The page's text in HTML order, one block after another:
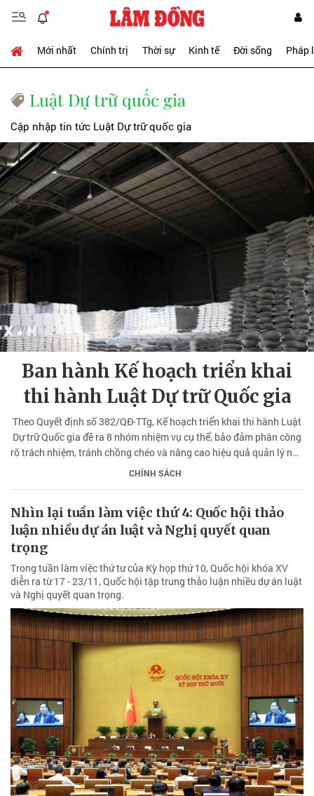
Mới nhất Chính trị Thời sự Kinh tế Đời sống Pháp
Luật Dự trữ quốc gia
Cập nhập tin tức Luật Dự trữ quốc gia
Ban hành Kế hoạch triển khai
thi hành Luật Dự trữ Quốc gia
Theo Quyết định số 382/QĐ-TTg, Kế hoạch triển khai thi hành Luật
Dự trữ Quốc gia đề ra 8 nhóm nhiệm vụ cụ thể, bảo đảm phân công
rõ trách nhiệm, tránh chồng chéo và nâng cao hiệu quả quản lý nhà
nước.
CHÍNH SÁCH
Nhìn lại tuần làm việc thứ 4: Quốc hội thảo
luận nhiều dự án luật và Nghị quyết quan
trọng
Trong tuần làm việc thứ tư của Kỳ họp thứ 10, Quốc hội khóa XV
diễn ra từ 17 - 23/11, Quốc hội tập trung thảo luận nhiều dự án luật
và Nghị quyết quan trọng.